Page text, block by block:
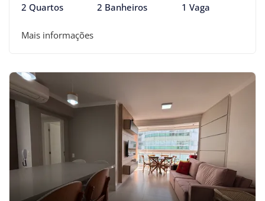
2 Quartos 2 Banheiros 1 Vaga
Mais informações